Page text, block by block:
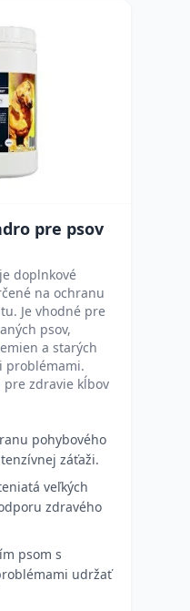
pre psov
doplnkové
na ochranu
Je vhodné pre
psov,
a starých
problémami.
pre zdravie kĺbov
pohybového
záťaži.
veľkých
zdravého
psom s
udržať